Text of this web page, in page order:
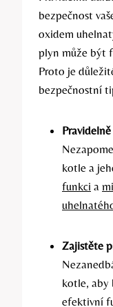
bezpečnost
oxidem
plyn může být
Proto je
bezpečnostní
kotle a
funkci a
Zajistěte
kotle, aby
efektivní